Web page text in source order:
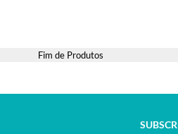
Fim de Produtos